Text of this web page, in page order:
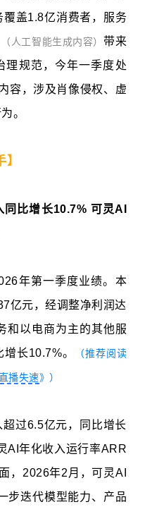
覆盖1.8亿消费者，服务
（人工智能生成内容） 带来
理规范，今年一季度处
容，涉及肖像侵权、虚
。
】
比增长10.7% 可灵AI
年第一季度业绩。本
亿元，经调整净利润达
和以电商为主的其他服
长10.7%。
（推荐阅读
播失速》）
过6.5亿元，同比增长
AI年化收入运行率ARR
，2026年2月，可灵AI
步迭代模型能力、产品